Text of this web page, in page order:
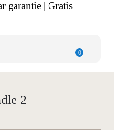
garantie | Gratis
0
2